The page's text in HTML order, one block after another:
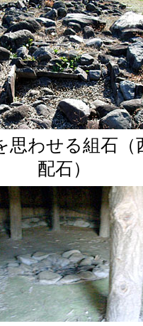
思わせる組石（
配石）